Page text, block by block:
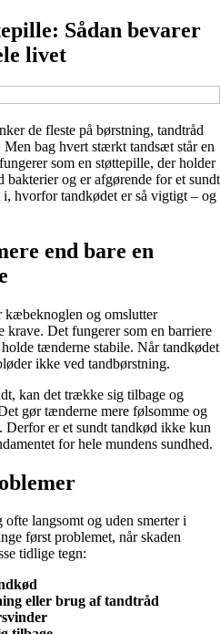
Sådan bevarer
livet
de fleste på børstning, tandtråd
bag hvert stærkt tandsæt står en
som en støttepille, der holder
bakterier og er afgørende for et sundt
hvorfor tandkødet er så vigtigt – og
end bare en
og omslutter
krave. Det fungerer som en barriere
tænderne stabile. Når tandkødet
ikke ved tandbørstning.
kan det trække sig tilbage og
gør tænderne mere følsomme og
Derfor er et sundt tandkød ikke kun
for hele mundens sundhed.
langsomt og uden smerter i
først problemet, når skaden
tidlige tegn:
eller brug af tandtråd